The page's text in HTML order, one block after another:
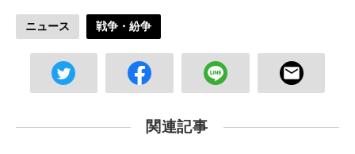
ニュース 戦争・紛争
関連記事